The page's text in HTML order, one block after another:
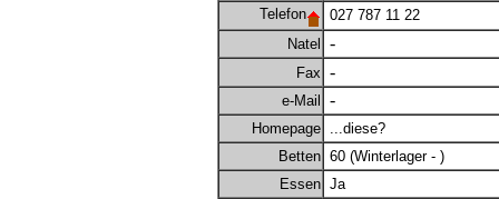
Telefon
027 787 11 22
Natel
-
Fax -
e-Mail -
Homepage ...diese?
Betten 60 (Winterlager - )
Essen Ja